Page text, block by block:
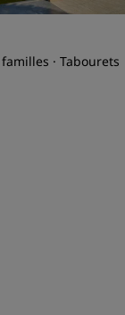
· Tabourets